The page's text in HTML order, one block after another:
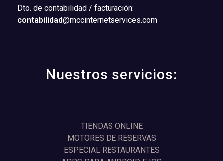
Dto. de contabilidad / facturación:
contabilidad@mccinternetservices.com
Nuestros servicios:
TIENDAS ONLINE
MOTORES DE RESERVAS
ESPECIAL RESTAURANTES